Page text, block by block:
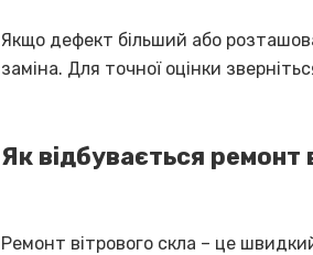
Якщо дефект більший або
заміна. Для точної оцінки
Як відбувається ремонт
Ремонт вітрового скла – це